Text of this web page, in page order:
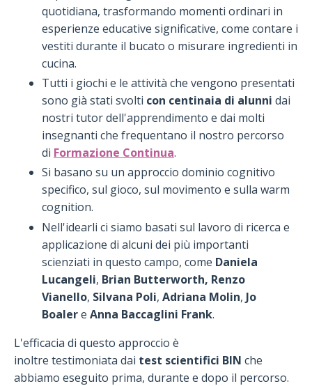
quotidiana, trasformando momenti ordinari in
esperienze educative significative, come contare i
vestiti durante il bucato o misurare ingredienti in
cucina.
Tutti i giochi e le attività che vengono presentati
sono già stati svolti con centinaia di alunni dai
nostri tutor dell'apprendimento e dai molti
insegnanti che frequentano il nostro percorso
di Formazione Continua.
Si basano su un approccio dominio cognitivo
specifico, sul gioco, sul movimento e sulla warm
cognition.
Nell'idearli ci siamo basati sul lavoro di ricerca e
applicazione di alcuni dei più importanti
scienziati in questo campo, come Daniela
Lucangeli, Brian Butterworth, Renzo
Vianello, Silvana Poli, Adriana Molin, Jo
Boalere Anna Baccaglini Frank.
L'efficacia di questo approccio è
inoltre testimoniata dai test scientifici BIN che
abbiamo eseguito prima, durante e dopo il percorso.